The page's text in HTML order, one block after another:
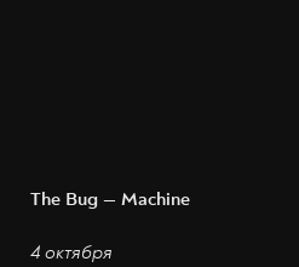
The Bug — Machine
4 октября